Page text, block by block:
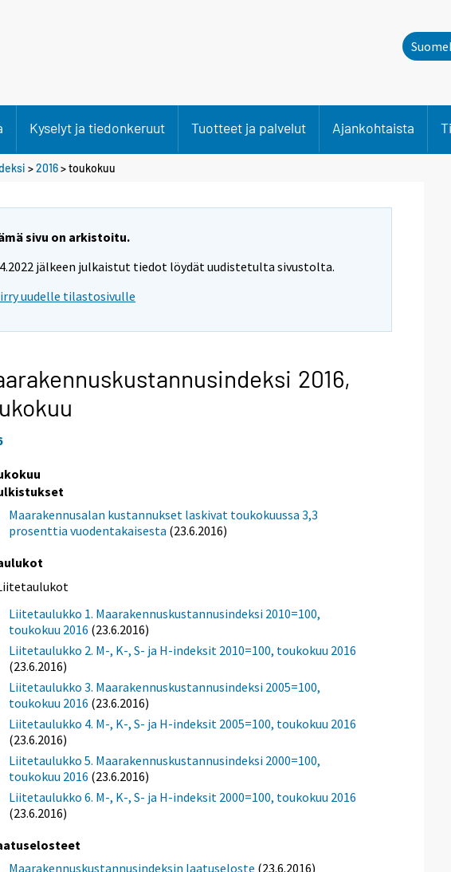
Kyselyt ja tiedonkeruut Tuotteet ja palvelut Ajankohtaista
>2016>toukokuu
sivu on arkistoitu.
jälkeen julkaistut tiedot löydät uudistetulta sivustolta.
uudelle tilastosivulle
2016,
Maarakennusalan kustannukset laskivat toukokuussa 3,3
prosenttia vuodentakaisesta (23.6.2016)
Liitetaulukko 1. Maarakennuskustannusindeksi 2010=100,
toukokuu 2016 (23.6.2016)
Liitetaulukko 2. M-, K-, S- ja H-indeksit 2010=100, toukokuu 2016
(23.6.2016)
Liitetaulukko 3. Maarakennuskustannusindeksi 2005=100,
toukokuu 2016 (23.6.2016)
Liitetaulukko 4. M-, K-, S- ja H-indeksit 2005=100, toukokuu 2016
(23.6.2016)
Liitetaulukko 5. Maarakennuskustannusindeksi 2000=100,
toukokuu 2016 (23.6.2016)
Liitetaulukko 6. M-, K-, S- ja H-indeksit 2000=100, toukokuu 2016
(23.6.2016)
Maarakennuskustannusindeksin laatuseloste (23.6.2016)